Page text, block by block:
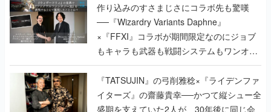
作り込みのすさまじさにコラボ先も驚嘆
──『Wizardry Variants Daphne』
×『FFXI』コラボが期間限定なのにジョブ
もキャラも武器も戦闘システムもワンオフ
で作り込まれた理由を両ディレクターに聞
く
『TATSUJIN』の弓削雅稔×『ライデンファ
イターズ』の齋藤貴幸──かつて縦シュー全
盛期を支えていた2人が、30年後に同じ会